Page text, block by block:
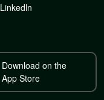
Linkedln
Download on the
App Store